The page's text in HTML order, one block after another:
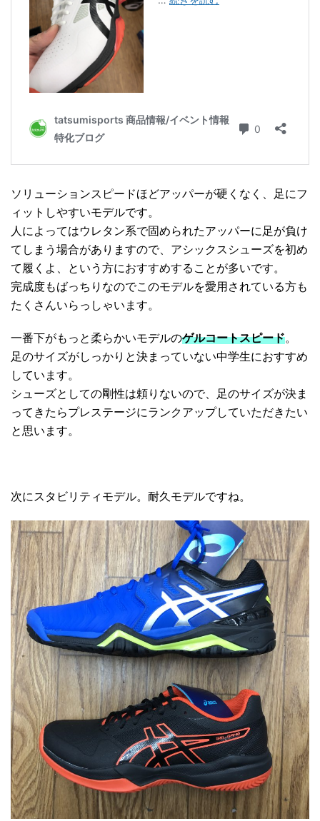
ソリューションスピードほどアッパーが硬くなく、足にフ
ィットしやすいモデルです。
人によってはウレタン系で固められたアッパーに足が負け
てしまう場合がありますので、アシックスシューズを初め
て履くよ、という方におすすめすることが多いです。
完成度もばっちりなのでこのモデルを愛用されている方も
たくさんいらっしゃいます。
一番下がもっと柔らかいモデルのゲルコートスピード。
足のサイズがしっかりと決まっていない中学生におすすめ
しています。
シューズとしての剛性は頼りないので、足のサイズが決ま
ってきたらプレステージにランクアップしていただきたい
と思います。
次にスタビリティモデル。耐久モデルですね。